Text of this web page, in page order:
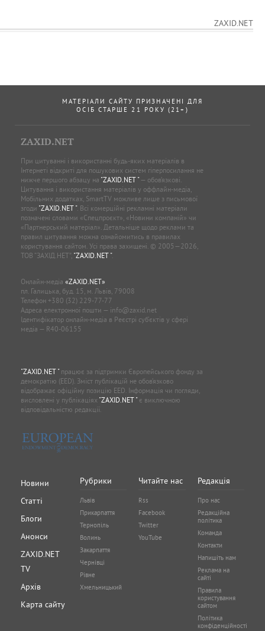
ZAXID.NET
МАТЕРІАЛИ САЙТУ ПРИЗНАЧЕНІ ДЛЯ
ОСІБ СТАРШЕ 21 РОКУ (21+)
ZAXID.NET
При цитуванні і використанні будь-яких матеріалів в
Інтернеті відкриті для пошукових систем гіперпосилання не
нижче першого абзацу на "ZAXID.NET "— обов’язкові.
Цитування і використання матеріалів у оффлайн-медіа,
Мобільних додатках, SmartTV можливе лише з письмової
згоди "ZAXID.NET ". Всі комерційні рекламні матеріали
позначені словами «Спецпроєкт», «Новини компаній» чи
«Партнерський матеріал». Детальніше щодо реклами та
правил цитування можна ознайомитись в правилах
користування сайтом. Усі права захищені. © 2005—2026,
ТОВ “ЗАХІД.НЕТ”, "ZAXID.NET ".
Онлайн-медіа «ZAXID.NET»
пл. Галицька, буд. 15, м. Львів, 79008
Телефон +380 (32) 229-77-77
Адреса електронної пошти — info@zaxid.net
Ідентифікатор онлайн-медіа в Реєстрі суб'єктів у сфері
медіа — R40-06155
"ZAXID.NET "працює за підтримки Європейського фонду за
демократію (EED). Зміст публікацій не обов’язково
відображає офіційну позицію EED. Інформація чи погляди,
висловлені у публікаціях "ZAXID.NET "є виключною
відповідальністю редакції.
Новини
Статті
Блоги
Анонси
ZAXID.NET
TV
Архів
Карта сайту
Рубрики
Львів
Прикарпаття
Тернопіль
Волинь
Закарпаття
Чернівці
Рівне
Хмельницький
Читайте нас
Rss
Facebook
Twitter
YouTube
Редакція
Про нас
Редакційна
політика
Команда
Контакти
Напишіть нам
Реклама на
сайті
Правила
користування
сайтом
Політика
конфіденційності